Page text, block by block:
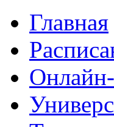
Главная